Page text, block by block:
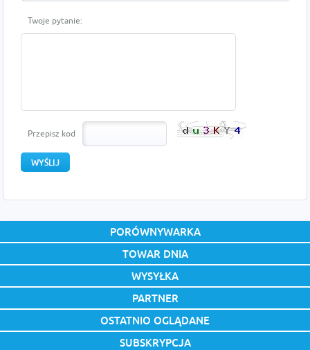
Twoje pytanie:
Przepisz kod
PORÓWNYWARKA
TOWAR DNIA
WYSYŁKA
PARTNER
OSTATNIO OGLĄDANE
SUBSKRYPCJA